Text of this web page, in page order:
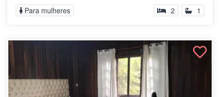
Para mulheres 2 1